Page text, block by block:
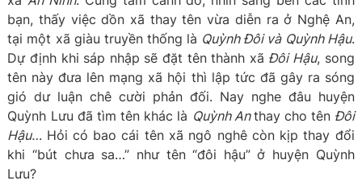
bạn, thấy việc dồn xã thay tên vừa diễn ra ở Nghệ An,
tại một xã giàu truyền thống là Quỳnh Đôi và Quỳnh Hậu.
Dự định khi sáp nhập sẽ đặt tên thành xã Đôi Hậu, song
tên này đưa lên mạng xã hội thì lập tức đã gây ra sóng
gió dư luận chê cười phản đối. Nay nghe đâu huyện
Quỳnh Lưu đã tìm tên khác là Quỳnh Anthay cho tên Đôi
Hậu… Hỏi có bao cái tên xã ngô nghê còn kịp thay đổi
khi “bút chưa sa…” như tên “đôi hậu” ở huyện Quỳnh
Lưu?